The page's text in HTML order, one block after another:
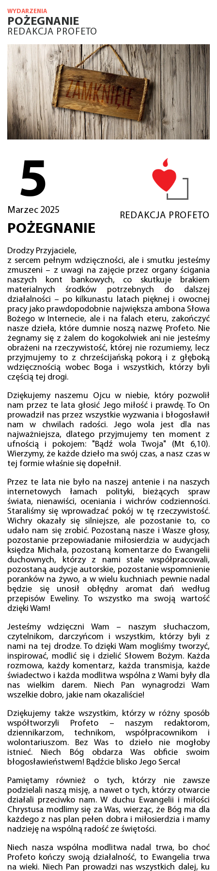
WYDARZENIA
POŻEGNANIE
REDAKCJA PROFETO
5
Marzec 2025
REDAKCJA PROFETO
POŻEGNANIE
Drodzy Przyjaciele,
z sercem pełnym wdzięczności, ale i smutku jesteśmy
zmuszeni – z uwagi na zajęcie przez organy ścigania
naszych kont bankowych, co skutkuje brakiem
materialnych środków potrzebnych do dalszej
działalności – po kilkunastu latach pięknej i owocnej
pracy jako prawdopodobnie największa ambona Słowa
Bożego w Internecie, ale i na falach eteru, zakończyć
nasze dzieła, które dumnie noszą nazwę Profeto. Nie
żegnamy się z żalem do kogokolwiek ani nie jesteśmy
obrażeni na rzeczywistość, której nie rozumiemy, lecz
przyjmujemy to z chrześcijańską pokorą i z głęboką
wdzięcznością wobec Boga i wszystkich, którzy byli
częścią tej drogi.
Dziękujemy naszemu Ojcu w niebie, który pozwolił
nam przez te lata głosić Jego miłość i prawdę. To On
prowadził nas przez wszystkie wyzwania i błogosławił
nam w chwilach radości. Jego wola jest dla nas
najważniejsza, dlatego przyjmujemy ten moment z
ufnością i pokojem: "Bądź wola Twoja" (Mt 6,10).
Wierzymy, że każde dzieło ma swój czas, a nasz czas w
tej formie właśnie się dopełnił.
Przez te lata nie było na naszej antenie i na naszych
internetowych łamach polityki, bieżących spraw
świata, nienawiści, oceniania i wichrów codzienności.
Staraliśmy się wprowadzać pokój w tę rzeczywistość.
Wichry okazały się silniejsze, ale pozostanie to, co
udało nam się zrobić. Pozostaną nasze i Wasze głosy,
pozostanie przepowiadanie miłosierdzia w audycjach
księdza Michała, pozostaną komentarze do Ewangelii
duchownych, którzy z nami stale współpracowali,
pozostaną audycje autorskie, pozostanie wspomnienie
poranków na żywo, a w wielu kuchniach pewnie nadal
będzie się unosił obłędny aromat dań według
przepisów Eweliny. To wszystko ma swoją wartość
dzięki Wam!
Jesteśmy wdzięczni Wam – naszym słuchaczom,
czytelnikom, darczyńcom i wszystkim, którzy byli z
nami na tej drodze. To dzięki Wam mogliśmy tworzyć,
inspirować, modlić się i dzielić Słowem Bożym. Każda
rozmowa, każdy komentarz, każda transmisja, każde
świadectwo i każda modlitwa wspólna z Wami były dla
nas wielkim darem. Niech Pan wynagrodzi Wam
wszelkie dobro, jakie nam okazaliście!
Dziękujemy także wszystkim, którzy w różny sposób
współtworzyli Profeto – naszym redaktorom,
dziennikarzom, technikom, współpracownikom i
wolontariuszom. Bez Was to dzieło nie mogłoby
istnieć. Niech Bóg obdarza Was obficie swoim
błogosławieństwem! Bądźcie blisko Jego Serca!
Pamiętamy również o tych, którzy nie zawsze
podzielali naszą misję, a nawet o tych, którzy otwarcie
działali przeciwko nam. W duchu Ewangelii i miłości
Chrystusa modlimy się za Was, wierząc, że Bóg ma dla
każdego z nas plan pełen dobra i miłosierdzia i mamy
nadzieję na wspólną radość ze świętości.
Niech nasza wspólna modlitwa nadal trwa, bo choć
Profeto kończy swoją działalność, to Ewangelia trwa
na wieki. Niech Pan prowadzi nas wszystkich dalej, ku